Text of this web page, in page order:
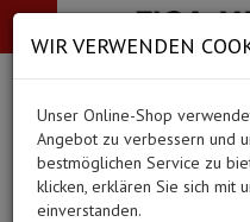
-->
Bekleidung
Medizinische Hilfsmittel
Alle Kategorien
MEDIZINISCHE
Ergebnisse)
Menü
WIR VERWENDEN
Unser Online-Shop
Angebot zu verbessern und
bestmöglichen Service zu
klicken, erklären Sie sich mit
einverstanden.